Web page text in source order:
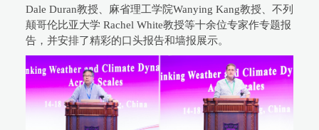
Dale Duran教授、麻省理工学院Wanying Kang教授、不列
颠哥伦比亚大学 Rachel White教授等十余位专家作专题报
告，并安排了精彩的口头报告和墙报展示。